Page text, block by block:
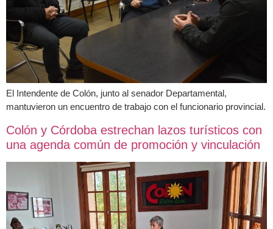
El Intendente de Colón, junto al senador Departamental,
mantuvieron un encuentro de trabajo con el funcionario provincial.
Colón y Córdoba estrechan lazos turísticos con
una agenda común de promoción y vinculación